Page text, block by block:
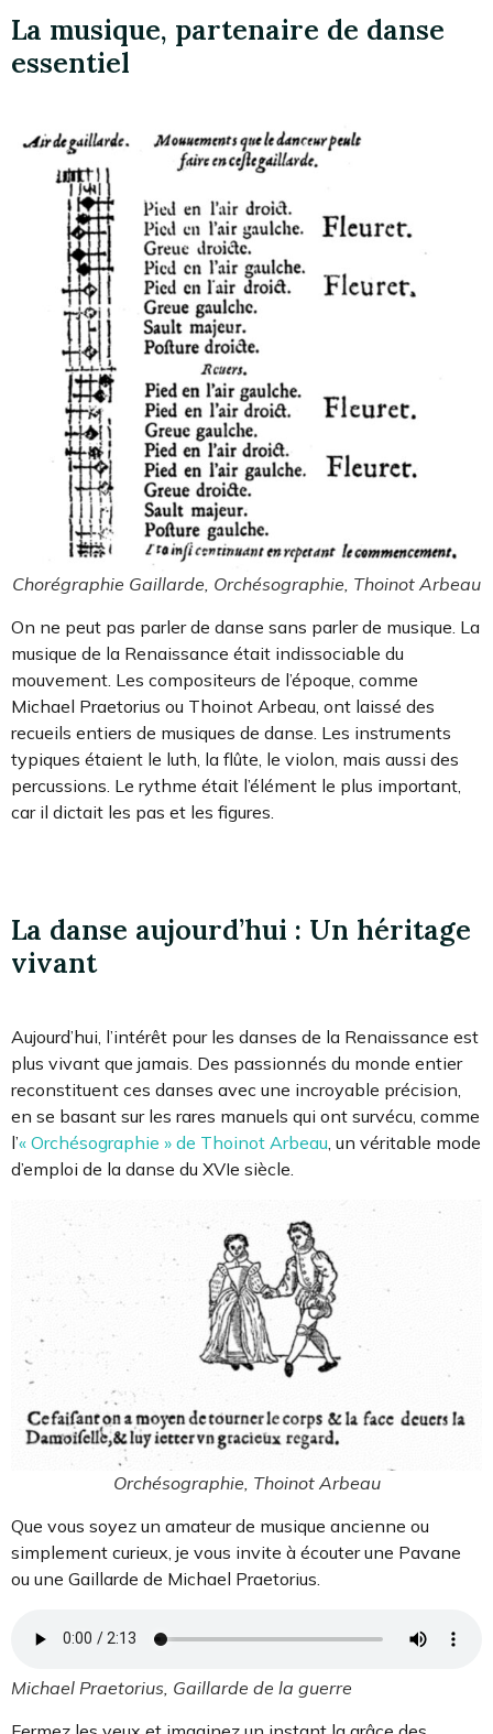
La musique, partenaire de danse
essentiel
Chorégraphie Gaillarde, Orchésographie, Thoinot Arbeau
On ne peut pas parler de danse sans parler de musique. La
musique de la Renaissance était indissociable du
mouvement. Les compositeurs de l’époque, comme
Michael Praetorius ou Thoinot Arbeau, ont laissé des
recueils entiers de musiques de danse. Les instruments
typiques étaient le luth, la flûte, le violon, mais aussi des
percussions. Le rythme était l’élément le plus important,
car il dictait les pas et les figures.
La danse aujourd’hui : Un héritage
vivant
Aujourd’hui, l’intérêt pour les danses de la Renaissance est
plus vivant que jamais. Des passionnés du monde entier
reconstituent ces danses avec une incroyable précision,
en se basant sur les rares manuels qui ont survécu, comme
l’« Orchésographie » de Thoinot Arbeau , un véritable mode
d’emploi de la danse du XVIe siècle.
Orchésographie, Thoinot Arbeau
Que vous soyez un amateur de musique ancienne ou
simplement curieux, je vous invite à écouter une Pavane
ou une Gaillarde de Michael Praetorius.
Michael Praetorius, Gaillarde de la guerre